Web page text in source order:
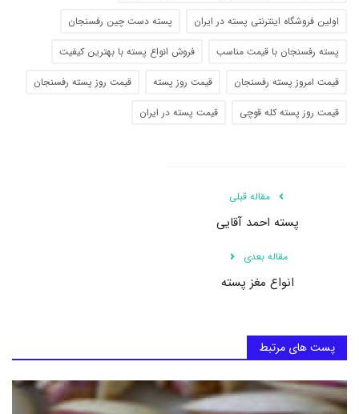
اولین فروشگاه اینترنتی پسته در ایران
پسته دست چین رفسنجان
پسته رفسنجان با قیمت مناسب
فروش انواع پسته با بهترین کیفیت
قیمت امروز پسته رفسنجان
قیمت روز پسته
قیمت روز پسته رفسنجان
قیمت روز پسته کله قوچی
قیمت پسته در ایران
مقاله قبلی
پسته احمد آقایی
مقاله بعدی
انواع مغز پسته
پست های مرتبط